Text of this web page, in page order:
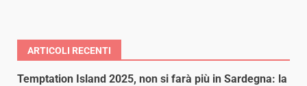
ARTICOLI RECENTI
Temptation Island 2025, non si farà più in Sardegna: la